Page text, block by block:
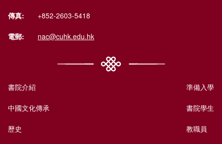
傳真: +852-2603-5418
電郵: nac@cuhk.edu.hk
書院介紹
中國文化傳承
歷史
準備入學
書院學生
教職員